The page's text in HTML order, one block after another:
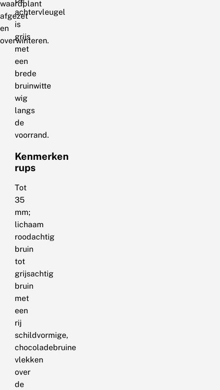
waardplant
afgezet
en
overwinteren.
achtervleugel
is
grijs
met
een
brede
bruinwitte
wig
langs
de
voorrand.
Kenmerken
rups
Tot
35
mm;
lichaam
roodachtig
bruin
tot
grijsachtig
bruin
met
een
rij
schildvormige,
chocoladebruine
vlekken
over
de